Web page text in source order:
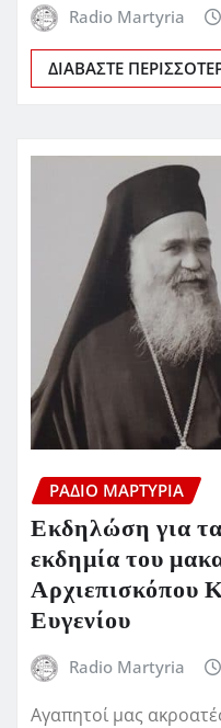
Radio Martyria
ΔΙΑΒΆΣΤΕ
ΡΆΔΙΟ ΜΑΡΤΥΡΊΑ
Εκδηλώση για
εκδημία του
Αρχιεπισκόπου
Ευγενίου
Radio Martyria
Αγαπητοί μας